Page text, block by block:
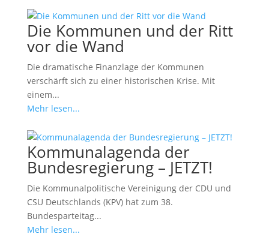
Die Kommunen und der Ritt
vor die Wand
Die dramatische Finanzlage der Kommunen
verschärft sich zu einer historischen Krise. Mit
einem...
Mehr lesen...
Kommunalagenda der
Bundesregierung – JETZT!
Die Kommunalpolitische Vereinigung der CDU und
CSU Deutschlands (KPV) hat zum 38.
Bundesparteitag...
Mehr lesen...